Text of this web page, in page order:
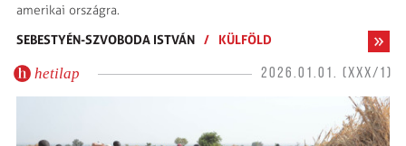
amerikai országra.
SEBESTYÉN-SZVOBODA ISTVÁN / KÜLFÖLD
hetilap 2026.01.01. (XXX/1)